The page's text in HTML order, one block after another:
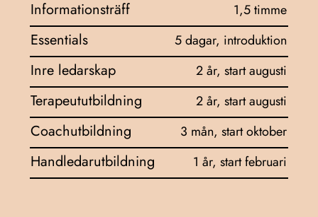
Informationsträff
1,5 timme
Essentials 5 dagar, introduktion
Inre ledarskap 2 år, start augusti
Terapeututbildning 2 år, start augusti
Coachutbildning 3 mån, start oktober
Handledarutbildning 1 år, start februari